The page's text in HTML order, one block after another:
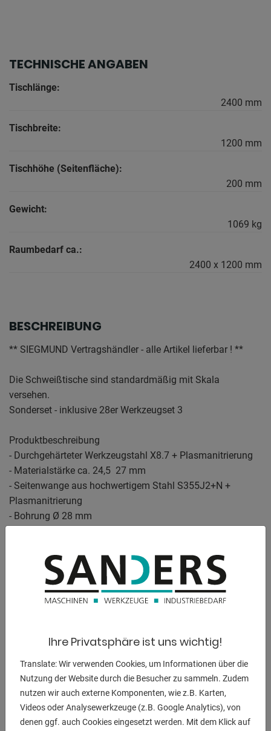
TECHNISCHE ANGABEN
Tischlänge:
2400 mm
Tischbreite:
1200 mm
Tischhöhe (Seitenfläche):
200 mm
Gewicht:
1069 kg
Raumbedarf ca.:
2400 x 1200 mm
BESCHREIBUNG
** SIEGMUND Vertragshändler - alle Artikel lieferbar ! **
Die Schweißtische sind standardmäßig mit Skala
versehen.
Sonderset - inklusive 28er Werkzeugset 3
Produktbeschreibung
- Durchgehärteter Werkzeugstahl X8.7 + Plasmanitrierung
- Materialstärke ca. 24,5  27 mm
- Seitenwange aus hochwertigem Stahl S355J2+N +
Plasmanitrierung
- Bohrung Ø 28 mm
- Höhe Seitenwange 200 mm
- Bohrungen Seitenwange im Diagonalraster
- Inklusive Skalierung auf der Oberfläche
- Konstruktion durch Rippen verstärkt
Plasmanitrierte Ausführung :
- Schutz vor Rost / Kratzern / Schweißspritzer Anhaftung
- korrosionsbeständiger / höhere Belastbarkeit
Ausstattung:
- 28er Lochbild / Abmessung 2400 x 1200 x 200 mm
Ihre Privatsphäre ist uns wichtig!
Translate: Wir verwenden Cookies, um Informationen über die
Nutzung der Website durch die Besucher zu sammeln. Zudem
nutzen wir auch externe Komponenten, wie z.B. Karten,
Videos oder Analysewerkzeuge (z.B. Google Analytics), von
denen ggf. auch Cookies eingesetzt werden. Mit dem Klick auf